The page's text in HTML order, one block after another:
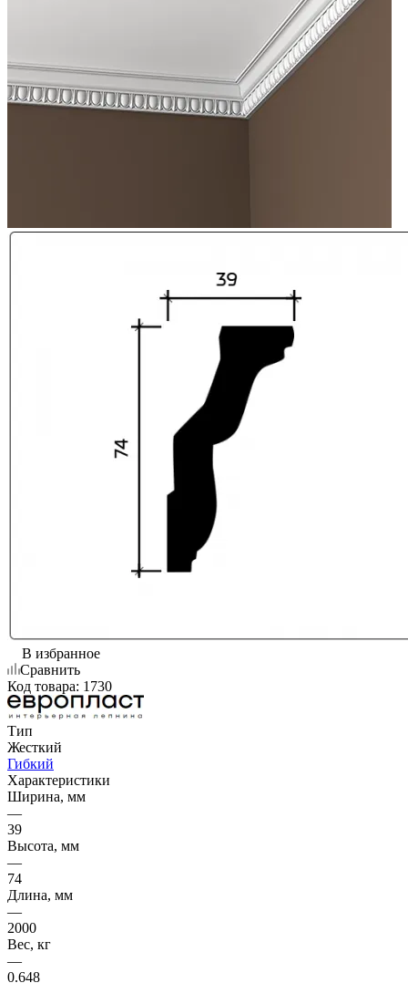
В избранное
Сравнить
Код товара: 1730
Тип
Жесткий
Гибкий
Характеристики
Ширина, мм
—
39
Высота, мм
—
74
Длина, мм
—
2000
Вес, кг
—
0.648